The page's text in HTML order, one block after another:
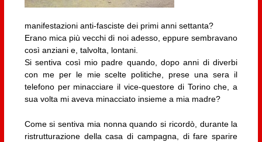
manifestazioni anti-fasciste dei primi anni settanta?
Erano mica più vecchi di noi adesso, eppure sembravano
così anziani e, talvolta, lontani.
Si sentiva così mio padre quando, dopo anni di diverbi
con me per le mie scelte politiche, prese una sera il
telefono per minacciare il vice-questore di Torino che, a
sua volta mi aveva minacciato insieme a mia madre?
Come si sentiva mia nonna quando si ricordò, durante la
ristrutturazione della casa di campagna, di fare sparire